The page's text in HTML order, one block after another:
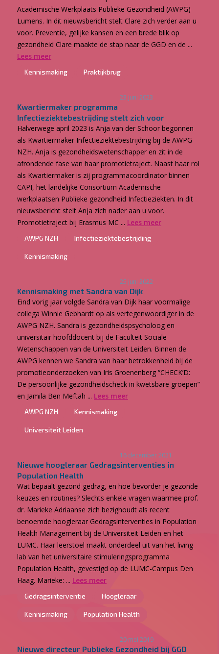
Academische Werkplaats Publieke Gezondheid (AWPG)
Lumens. In dit nieuwsbericht stelt Clare zich verder aan u
voor. Preventie, gelijke kansen en een brede blik op
gezondheid Clare maakte de stap naar de GGD en de ...
Lees meer
Kennismaking Praktijkbrug
23 juni 2023
Kwartiermaker programma
Infectieziektebestrijding stelt zich voor
Halverwege april 2023 is Anja van der Schoor begonnen
als Kwartiermaker Infectieziektebestrijding bij de AWPG
NZH. Anja is gezondheidswetenschapper en zit in de
afrondende fase van haar promotietraject. Naast haar rol
als Kwartiermaker is zij programmacoördinator binnen
CAPI, het landelijke Consortium Academische
werkplaatsen Publieke gezondheid Infectieziekten. In dit
nieuwsbericht stelt Anja zich nader aan u voor.
Promotietraject bij Erasmus MC ... Lees meer
AWPG NZH Infectieziektebestrijding
Kennismaking
25 juni 2022
Kennismaking met Sandra van Dijk
Eind vorig jaar volgde Sandra van Dijk haar voormalige
collega Winnie Gebhardt op als vertegenwoordiger in de
AWPG NZH. Sandra is gezondheidspsycholoog en
universitair hoofddocent bij de Faculteit Sociale
Wetenschappen van de Universiteit Leiden. Binnen de
AWPG kennen we Sandra van haar betrokkenheid bij de
promotieonderzoeken van Iris Groenenberg “CHECK’D:
De persoonlijke gezondheidscheck in kwetsbare groepen”
en Jamila Ben Meftah ... Lees meer
AWPG NZH Kennismaking
Universiteit Leiden
16 december 2021
Nieuwe hoogleraar Gedragsinterventies in
Population Health
Wat bepaalt gezond gedrag, en hoe bevorder je gezonde
keuzes en routines? Slechts enkele vragen waarmee prof.
dr. Marieke Adriaanse zich bezighoudt als recent
benoemde hoogleraar Gedragsinterventies in Population
Health Management bij de Universiteit Leiden en het
LUMC. Haar leerstoel maakt onderdeel uit van het living
lab van het universitaire stimuleringsprogramma
Population Health, gevestigd op de LUMC-Campus Den
Haag. Marieke: ... Lees meer
Gedragsinterventie Hoogleraar
Kennismaking Population Health
20 mei 2019
Nieuwe directeur Publieke Gezondheid bij GGD